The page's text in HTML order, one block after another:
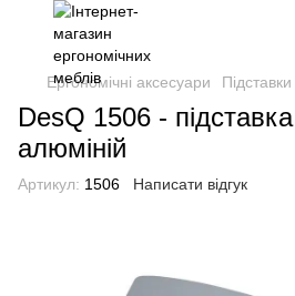
Ергономічні аксесуари
DesQ 1506 -
алюміній
Артикул: 1506 Написати відгук